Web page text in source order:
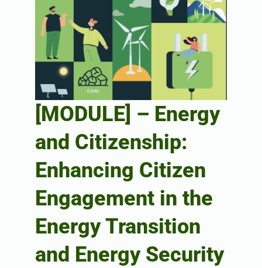
[MODULE] – Energy
and Citizenship:
Enhancing Citizen
Engagement in the
Energy Transition
and Energy Security